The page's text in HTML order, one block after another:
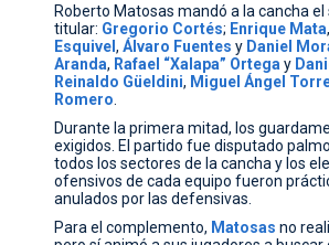
Roberto Matosas mandó a la cancha
titular: Gregorio Cortés; Enrique Mata,
Esquivel,Álvaro Fuentes y Daniel
Aranda, Rafael “Xalapa” Ortega y
Reinaldo Güeldini, Miguel Ángel
Romero
Durante la primera mitad, los
exigidos. El partido fue disputado
todos los sectores de la cancha y los
ofensivos de cada equipo fueron
anulados por las defensivas.
Para el complemento, Matosas no